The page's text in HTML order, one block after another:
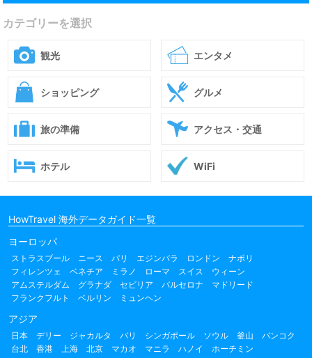
カテゴリーを選択
観光 エンタメ
ショッピング グルメ
旅の準備 アクセス・交通
ホテル WiFi
HowTravel 海外データガイド一覧
ヨーロッパ
ストラスブール ニース パリ エジンバラ ロンドン
ナポリ
フィレンツェ
ベネチア ミラノ ローマ スイス
ウィーン
アムステルダム
グラナダ セビリア バルセロナ
マドリード
フランクフルト
ベルリン ミュンヘン
アジア
日本 デリー ジャカルタ バリ シンガポール ソウル 釜山
バンコク
台北
香港 上海 北京 マカオ マニラ ハノイ
ホーチミン